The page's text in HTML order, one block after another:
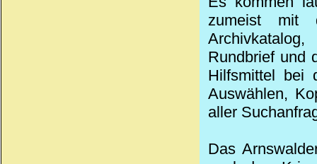
zumeist mit
Rundbrief und
Hilfsmittel bei
Auswählen,
aller
Das